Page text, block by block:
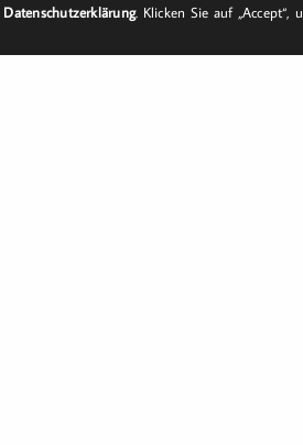
Datenschutzerklärung. Klicken Sie auf